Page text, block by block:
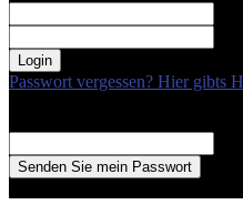
Passwort vergessen? Hier gibts